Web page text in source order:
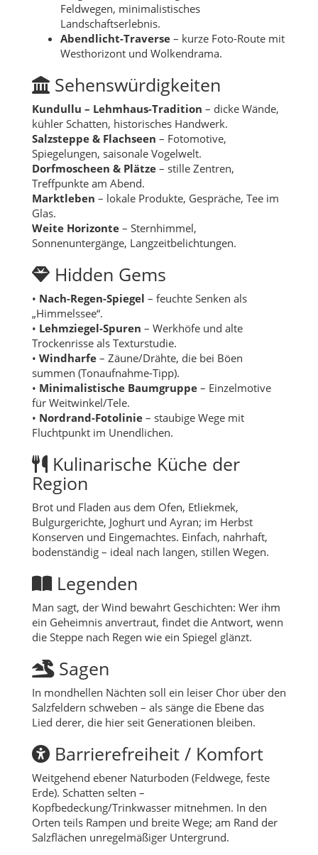
Feldwegen, minimalistisches
Landschaftserlebnis.
Abendlicht-Traverse – kurze Foto-Route mit
Westhorizont und Wolkendrama.
Sehenswürdigkeiten
Kundullu – Lehmhaus-Tradition – dicke Wände,
kühler Schatten, historisches Handwerk.
Salzsteppe & Flachseen – Fotomotive,
Spiegelungen, saisonale Vogelwelt.
Dorfmoscheen & Plätze – stille Zentren,
Treffpunkte am Abend.
Marktleben – lokale Produkte, Gespräche, Tee im
Glas.
Weite Horizonte – Sternhimmel,
Sonnenuntergänge, Langzeitbelichtungen.
Hidden Gems
• Nach-Regen-Spiegel – feuchte Senken als
„Himmelssee“.
• Lehmziegel-Spuren – Werkhöfe und alte
Trockenrisse als Texturstudie.
• Windharfe – Zäune/Drähte, die bei Böen
summen (Tonaufnahme-Tipp).
• Minimalistische Baumgruppe – Einzelmotive
für Weitwinkel/Tele.
• Nordrand-Fotolinie – staubige Wege mit
Fluchtpunkt im Unendlichen.
Kulinarische Küche der
Region
Brot und Fladen aus dem Ofen, Etliekmek,
Bulgurgerichte, Joghurt und Ayran; im Herbst
Konserven und Eingemachtes. Einfach, nahrhaft,
bodenständig – ideal nach langen, stillen Wegen.
Legenden
Man sagt, der Wind bewahrt Geschichten: Wer ihm
ein Geheimnis anvertraut, findet die Antwort, wenn
die Steppe nach Regen wie ein Spiegel glänzt.
Sagen
In mondhellen Nächten soll ein leiser Chor über den
Salzfeldern schweben – als sänge die Ebene das
Lied derer, die hier seit Generationen bleiben.
Barrierefreiheit / Komfort
Weitgehend ebener Naturboden (Feldwege, feste
Erde). Schatten selten –
Kopfbedeckung/Trinkwasser mitnehmen. In den
Orten teils Rampen und breite Wege; am Rand der
Salzflächen unregelmäßiger Untergrund.